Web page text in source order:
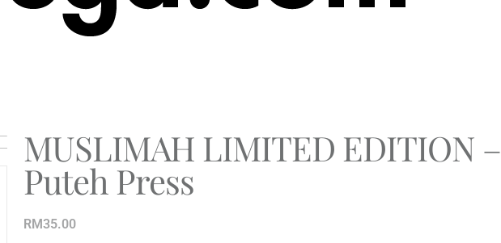
MUSLIMAH LIMITED EDITION –
Puteh Press
RM35.00